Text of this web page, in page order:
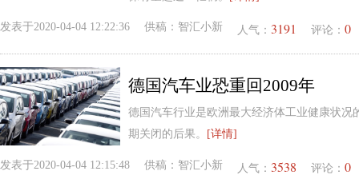
发表于2020-04-04 12:22:36 供稿： 智汇小新 人气： 3191 评论： 0
德国汽车业恐重回2009年
德国汽车行业是欧洲最大经济体工业健康状况
期关闭的后果。
[详情]
发表于2020-04-04 12:15:48 供稿： 智汇小新 人气： 3538 评论： 0